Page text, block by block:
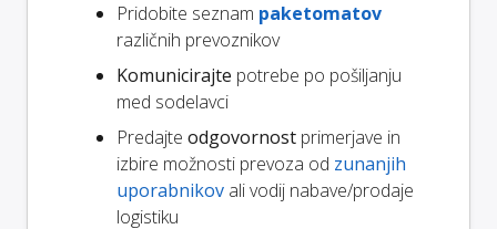
Pridobite seznam paketomatov
različnih prevoznikov
Komunicirajte potrebe po pošiljanju
med sodelavci
Predajte odgovornost primerjave in
izbire možnosti prevoza od zunanjih
uporabnikov ali vodij nabave/prodaje
logistiku